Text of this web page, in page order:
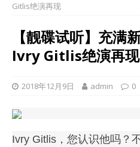
Gitlis绝演再现
【靓碟试听】充满
Ivry Gitlis绝演再现
2018年12月9日 admin 0
Ivry Gitlis，您认识他吗？